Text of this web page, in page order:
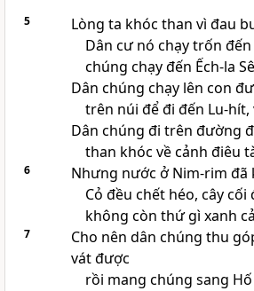
5
Lòng ta khóc than vì đau
Dân cư nó chạy trốn
chúng chạy đến Ếch-la
Dân chúng chạy lên con
trên núi để đi đến Lu-hít,
Dân chúng đi trên đường
than khóc về cảnh điêu
6
Nhưng nước ở Nim-rim đã
Cỏ đều chết héo, cây cối
không còn thứ gì xanh
7
Cho nên dân chúng thu
vát được
rồi mang chúng sang Hố